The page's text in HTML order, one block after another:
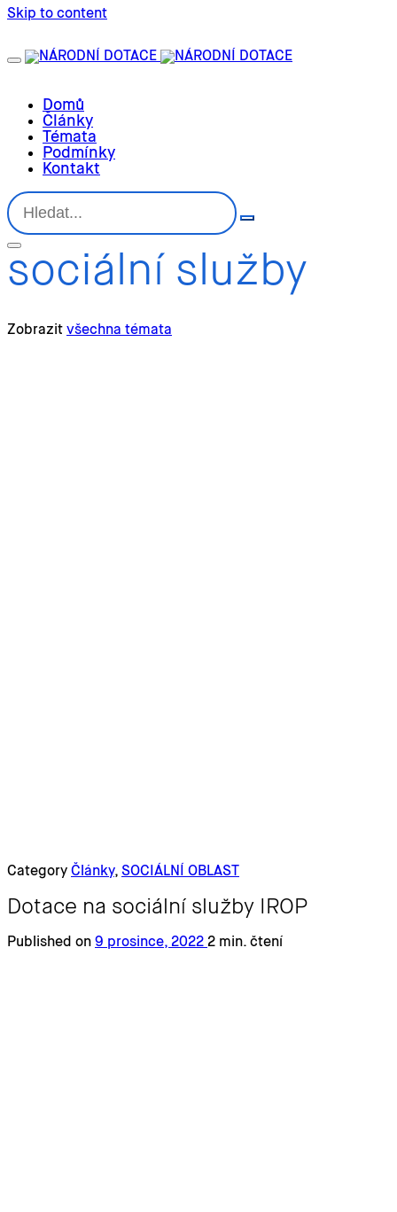
Skip to content
Domů
Články
Témata
Podmínky
Kontakt
sociální služby
Zobrazit všechna témata
Category Články, SOCIÁLNÍ OBLAST
Dotace na sociální služby IROP
Published on 9 prosince, 2022 2 min. čtení